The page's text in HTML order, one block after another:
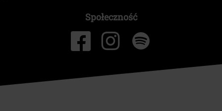
Społeczność